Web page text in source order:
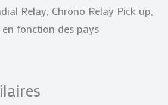
Relay, Chrono Relay Pick up,
fonction des pays